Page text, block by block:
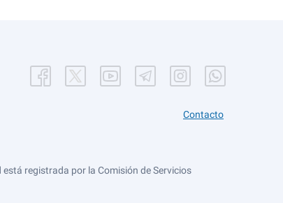
Contacto
registrada por la Comisión de Servicios